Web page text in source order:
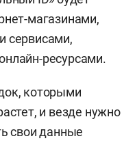
магазинами,
сервисами,
ресурсами.
которыми
и везде нужно
свои данные